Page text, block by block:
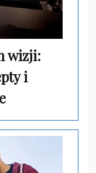
wizji:
i